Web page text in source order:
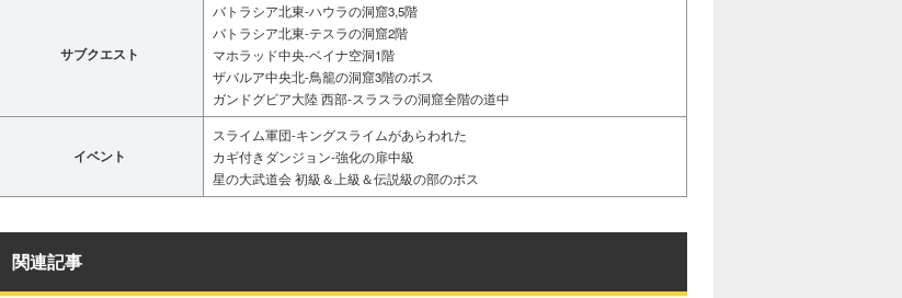
サブクエスト
バトラシア北東-ハウラの洞窟3,5階
バトラシア北東-テスラの洞窟2階
マホラッド中央-ベイナ空洞1階
ザバルア中央北-鳥籠の洞窟3階のボス
ガンドグビア大陸 西部-スラスラの洞窟全階の道中
イベント
スライム軍団-キングスライムがあらわれた
カギ付きダンジョン-強化の扉中級
星の大武道会 初級＆上級＆伝説級の部のボス
関連記事